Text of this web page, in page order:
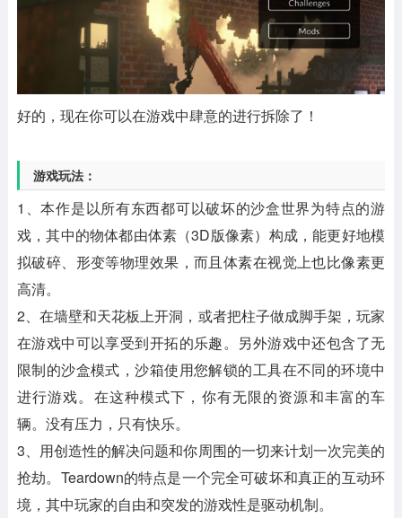
好的，现在你可以在游戏中肆意的进行拆除了！
游戏玩法：
1、本作是以所有东西都可以破坏的沙盒世界为特点的游
戏，其中的物体都由体素（3D版像素）构成，能更好地模
拟破碎、形变等物理效果，而且体素在视觉上也比像素更
高清。
2、在墙壁和天花板上开洞，或者把柱子做成脚手架，玩家
在游戏中可以享受到开拓的乐趣。另外游戏中还包含了无
限制的沙盒模式，沙箱使用您解锁的工具在不同的环境中
进行游戏。在这种模式下，你有无限的资源和丰富的车
辆。没有压力，只有快乐。
3、用创造性的解决问题和你周围的一切来计划一次完美的
抢劫。Teardown的特点是一个完全可破坏和真正的互动环
境，其中玩家的自由和突发的游戏性是驱动机制。